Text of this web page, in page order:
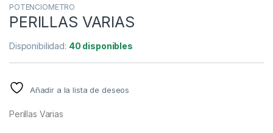
POTENCIOMETRO
PERILLAS VARIAS
Disponibilidad: 40 disponibles
Añadir a la lista de deseos
Perillas Varias